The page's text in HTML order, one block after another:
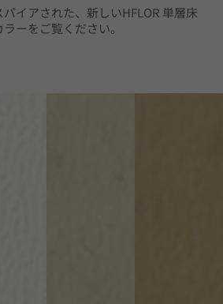
イアされた、新しいHFLOR 単層床
ーをご覧ください。